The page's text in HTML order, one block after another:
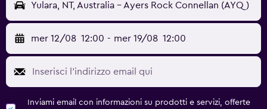
Yulara, NT, Australia - Ayers Rock Connellan (AYQ)
mer 12/08 12:00 - mer 19/08 12:00
Inviami email con informazioni su prodotti e servizi, offerte